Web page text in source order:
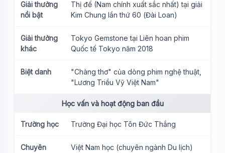
Giải thưởng
nổi bật
Thị đế (Nam chính xuất sắc nhất) tại giải
Kim Chung lần thứ 60 (Đài Loan)
Giải thưởng
khác
Tokyo Gemstone tại Liên hoan phim
Quốc tế Tokyo năm 2018
Biệt danh
"Chàng thơ" của dòng phim nghệ thuật,
"Lương Triều Vỹ Việt Nam"
Học vấn và hoạt động ban đầu
Trường học Trường Đại học Tôn Đức Thắng
Chuyên
Việt Nam học (chuyên ngành Du lịch)